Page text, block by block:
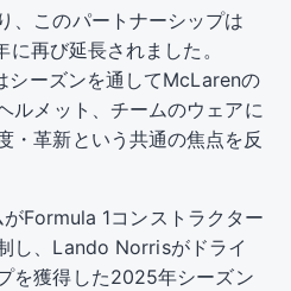
、このパートナーシップは
再び延長されました。
シーズンを通してMcLarenの
ルメット、チームのウェアに
・革新という共通の焦点を反
Formula 1コンストラクター
し、Lando Norrisがドライ
を獲得した2025年シーズン